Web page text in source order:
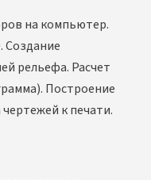
на компьютер.
Создание
рельефа. Расчет
Построение
к печати.